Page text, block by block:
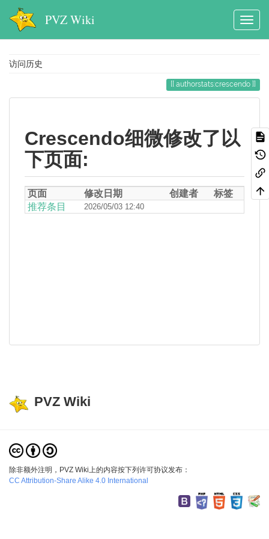
PVZ Wiki
访问历史
authorstats:crescendo
Crescendo细微修改了以
下页面:
页面 修改日期 创建者
标签
推荐条目
2026/05/03 12:40
PVZ Wiki
除非额外注明，PVZ Wiki上的内容按下列许可协议发布：
CC Attribution-Share Alike 4.0 International